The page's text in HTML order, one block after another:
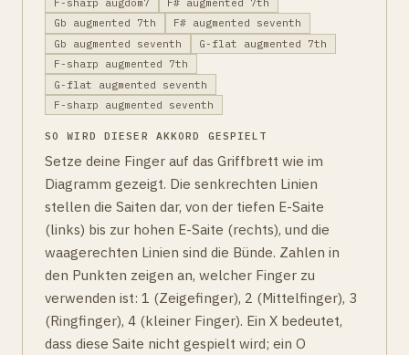
F-sharp augdom7
F# augmented 7th
Gb augmented 7th
F# augmented seventh
Gb augmented seventh
G-flat augmented 7th
F-sharp augmented 7th
G-flat augmented seventh
F-sharp augmented seventh
SO WIRD DIESER AKKORD GESPIELT
Setze deine Finger auf das Griffbrett wie im
Diagramm gezeigt. Die senkrechten Linien
stellen die Saiten dar, von der tiefen E-Saite
(links) bis zur hohen E-Saite (rechts), und die
waagerechten Linien sind die Bünde. Zahlen in
den Punkten zeigen an, welcher Finger zu
verwenden ist: 1 (Zeigefinger), 2 (Mittelfinger), 3
(Ringfinger), 4 (kleiner Finger). Ein X bedeutet,
dass diese Saite nicht gespielt wird; ein O